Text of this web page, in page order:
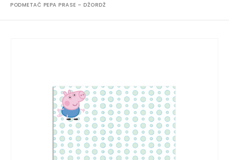
PODMETAČ PEPA PRASE – DŽORDŽ